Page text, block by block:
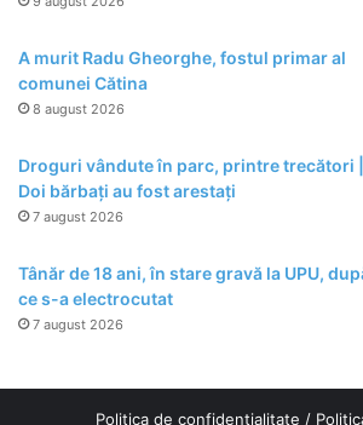
A murit Radu Gheorghe, fostul primar al
comunei Cătina
8 august 2026
Droguri vândute în parc, printre trecători |
Doi bărbați au fost arestați
7 august 2026
Tânăr de 18 ani, în stare gravă la UPU,
ce s-a electrocutat
7 august 2026
Politica de confidențialitate /